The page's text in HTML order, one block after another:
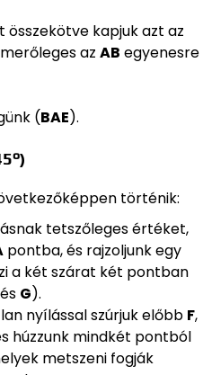
összekötve kapjuk azt az
az AB egyenesre
(BAE).
történik:
tetszőleges értéket,
pontba, és rajzoljunk egy
a két szárat két pontban
és G).
nyílással szúrjuk előbb F,
húzzunk mindkét pontból
metszeni fogják